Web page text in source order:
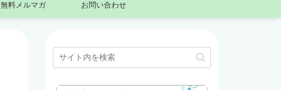
無料メルマガ お問い合わせ